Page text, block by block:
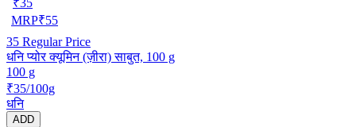
MRP₹55
35 Regular Price
धनि प्योर क्यूमिन (ज़ीरा) साबुत, 100 g
100 g
₹35/100g
धनि
ADD